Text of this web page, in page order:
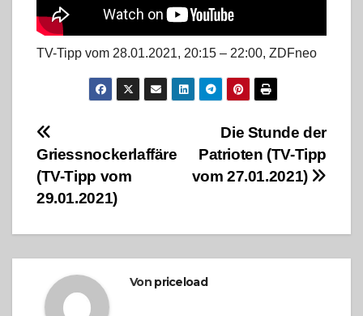
TV-Tipp vom 28.01.2021, 20:15 – 22:00, ZDFneo
BeitragsnavigationDie Stunde der
Patrioten (TV-Tipp
vom 27.01.2021)
Griessnockerlaffäre
(TV-Tipp vom
29.01.2021)
Von priceload